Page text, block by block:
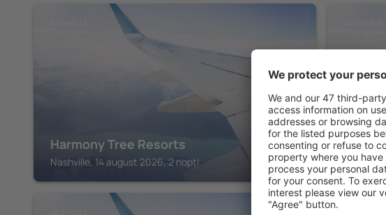
Harmony Tree Resorts
Nashville, 14 august 2026, 2 nopți